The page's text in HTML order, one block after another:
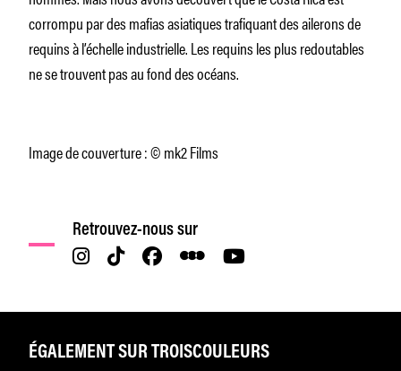
corrompu par des mafias asiatiques trafiquant des ailerons de
requins à l’échelle industrielle. Les requins les plus redoutables
ne se trouvent pas au fond des océans.
Image de couverture : © mk2 Films
Retrouvez-nous sur
ÉGALEMENT SUR TROISCOULEURS